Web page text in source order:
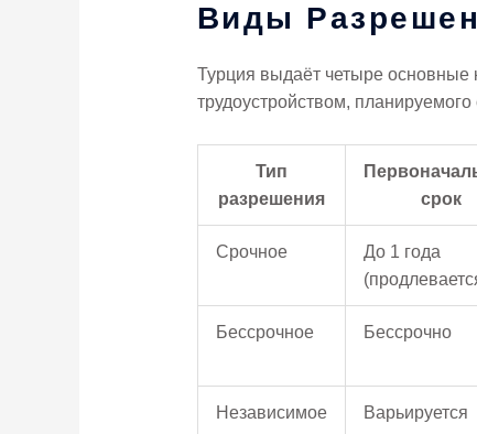
Виды
Турция выдаёт четыре основные
трудоустройством,
Тип
разрешения
срок
Срочное
До 1 года
Бессрочное Бессрочно
Независимое Варьируется